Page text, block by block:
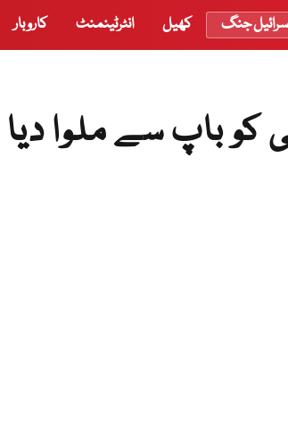
جنگ کھیل انٹرٹینمنٹ کاروبار